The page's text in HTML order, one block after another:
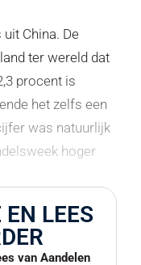
China. De
ter wereld dat
procent is
het zelfs een
was natuurlijk
hoger
LEES
van Aandelen